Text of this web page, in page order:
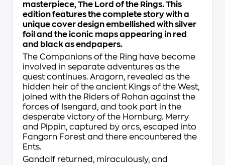
masterpiece, The Lord of the Rings. This
edition features the complete story with a
unique cover design embellished with silver
foil and the iconic maps appearing in red
and black as endpapers.
The Companions of the Ring have become
involved in separate adventures as the
quest continues. Aragorn, revealed as the
hidden heir of the ancient Kings of the West,
joined with the Riders of Rohan against the
forces of Isengard, and took part in the
desperate victory of the Hornburg. Merry
and Pippin, captured by orcs, escaped into
Fangorn Forest and there encountered the
Ents.
Gandalf returned, miraculously, and